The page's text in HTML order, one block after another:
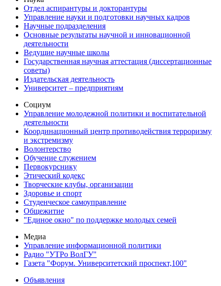
Отдел аспирантуры и докторантуры
Управление науки и подготовки научных кадров
Научные подразделения
Основные результаты научной и инновационной
деятельности
Ведущие научные школы
Государственная научная аттестация (диссертационные
советы)
Издательская деятельность
Университет – предприятиям
Социум
Управление молодежной политики и воспитательной
деятельности
Координационный центр противодействия терроризму
и экстремизму
Волонтерство
Обучение служением
Первокурснику
Этический кодекс
Творческие клубы, организации
Здоровье и спорт
Студенческое самоуправление
Общежитие
"Единое окно" по поддержке молодых семей
Медиа
Управление информационной политики
Радио "УТРо ВолГУ"
Газета "Форум. Университетский проспект,100"
Объявления